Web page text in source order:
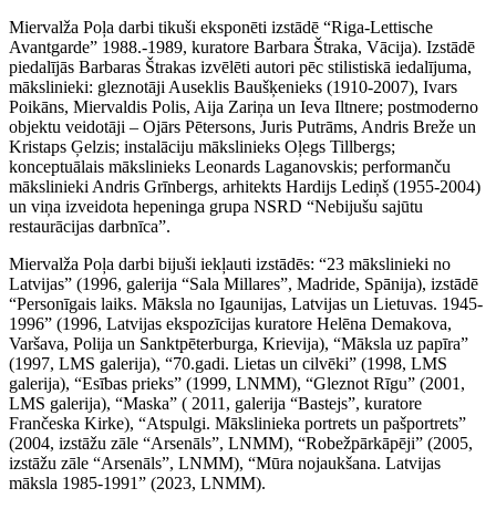
Miervalža Poļa darbi tikuši eksponēti izstādē “Riga-Lettische
Avantgarde” 1988.-1989, kuratore Barbara Štraka, Vācija). Izstādē
piedalījās Barbaras Štrakas izvēlēti autori pēc stilistiskā iedalījuma,
mākslinieki: gleznotāji Auseklis Baušķenieks (1910-2007), Ivars
Poikāns, Miervaldis Polis, Aija Zariņa un Ieva Iltnere; postmoderno
objektu veidotāji – Ojārs Pētersons, Juris Putrāms, Andris Breže un
Kristaps Ģelzis; instalāciju mākslinieks Oļegs Tillbergs;
konceptuālais mākslinieks Leonards Laganovskis; performanču
mākslinieki Andris Grīnbergs, arhitekts Hardijs Lediņš (1955-2004)
un viņa izveidota hepeninga grupa NSRD “Nebijušu sajūtu
restaurācijas darbnīca”.
Miervalža Poļa darbi bijuši iekļauti izstādēs: “23 mākslinieki no
Latvijas” (1996, galerija “Sala Millares”, Madride, Spānija), izstādē
“Personīgais laiks. Māksla no Igaunijas, Latvijas un Lietuvas. 1945-
1996” (1996, Latvijas ekspozīcijas kuratore Helēna Demakova,
Varšava, Polija un Sanktpēterburga, Krievija), “Māksla uz papīra”
(1997, LMS galerija), “70.gadi. Lietas un cilvēki” (1998, LMS
galerija), “Esības prieks” (1999, LNMM), “Gleznot Rīgu” (2001,
LMS galerija), “Maska” ( 2011, galerija “Bastejs”, kuratore
Frančeska Kirke), “Atspulgi. Mākslinieka portrets un pašportrets”
(2004, izstāžu zāle “Arsenāls”, LNMM), “Robežpārkāpēji” (2005,
izstāžu zāle “Arsenāls”, LNMM), “Mūra nojaukšana. Latvijas
māksla 1985-1991” (2023, LNMM).